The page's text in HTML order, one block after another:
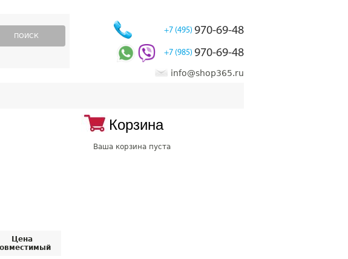
ПОИСК
+7 (495) 970-69-48
+7 (985) 970-69-48
info@shop365.ru
Цена
Корзина
Ваша корзина пуста